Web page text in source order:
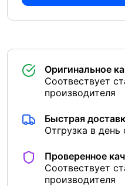
Оригинальное
Соотвествует
производителя
Быстрая
Отгрузка в день
Проверенное
Соотвествует
производителя